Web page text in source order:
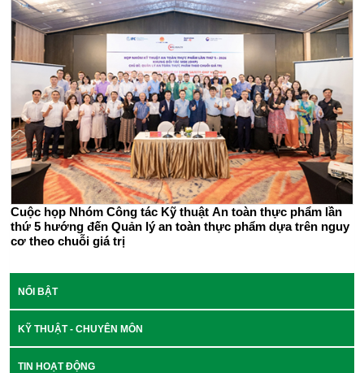
Cuộc họp Nhóm Công tác Kỹ thuật An toàn thực phẩm lần
thứ 5 hướng đến Quản lý an toàn thực phẩm dựa trên nguy
cơ theo chuỗi giá trị
NỔI BẬT
KỸ THUẬT - CHUYÊN MÔN
TIN HOẠT ĐỘNG